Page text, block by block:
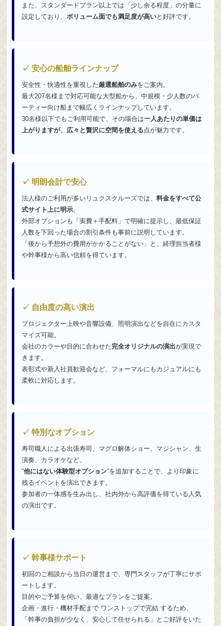
また、スタンダードプラン以上では「少し余る程度」の分量に
設定しており、 ボリューム面でも満足度が高いと好評です。
✓ 安心の船舶ラインナップ
安全性・快適性を重視した厳選船舶のみをご案内。
最大207名様まで対応可能な大型船から、中規模・少人数のパ
ーティー向け船まで幅広くラインナップしています。
30名様以下でもご利用可能で、その場合は一人あたりの単価は
上がりますが、広々と贅沢に空間を使える 点が魅力です。
✓ 明朗会計で安心
法人様のご利用が多いリュクスクルーズでは、 料金をすべて公
式サイト上に明示。
外部オプションも「実費＋手配料」で明確に提示し、最低保証
人数を下回った場合の割引条件も事前に説明しています。
「後から予想外の費用がかかることがない」と、経理担当者様
や幹事様から高い信頼を得ています。
✓ 自由度の高い演出
プロジェクター上映や音響設備、照明演出などを自在にカスタ
マイズ可能。
会社のカラーや目的に合わせた完全オリジナルの演出が実現で
きます。
表彰式や新入社員歓迎会など、フォーマルにもカジュアルにも
柔軟に対応します。
✓ 特別なオプション
寿司職人による出張寿司、マグロ解体ショー、マジシャン、生
演奏、カラオケなど、
“他にはない体験型オプション”を追加することで、より印象に
残るイベントを演出できます。
参加者の一体感を生み出し、社内外から高評価を得ている人気
の演出です。
✓ 幹事様サポート
初回のご相談から当日の運営まで、専門スタッフが丁寧にサポ
ートします。
目的やご予算を伺い、最適なプランをご提案。
企画・進行・機材手配まで ワンストップで完結 するため、
「幹事の負担が少なく、安心して任せられる」とご好評をいた